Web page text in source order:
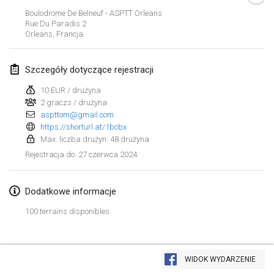
Lista widoku
Boulodrome De Belneuf - ASPTT Orleans
Rue Du Paradis 2
Orleans Francja
Szczegóły dotyczące rejestracji
10 EUR / drużyna
2 graczs / drużyna
aspttom@gmail.com
https://shorturl.at/1bcbx
Max. liczba drużyn: 48 drużyna
Rejestracja do: 27 czerwca 2024
Dodatkowe informacje
100 terrains disponibles
WIDOK WYDARZENIE
Tournoi de Mölkky - Lesfous Dubâtonvaigeois
SingeliDuppeli
27 sty 2024|Finlandia
luty 2024
US Mölkky Winter
SM HalliMölkky - Finnish Championship
3 lut 2024|Finlandia